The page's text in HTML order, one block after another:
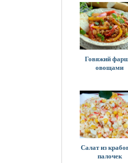
Говяжий
овощами
Салат из
палочек